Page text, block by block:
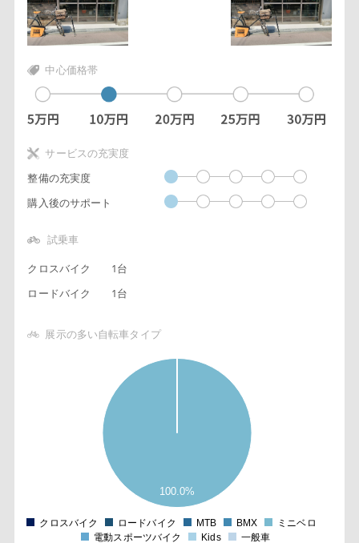
中心価格帯
サービスの充実度
整備の充実度
購入後のサポート
試乗車
クロスバイク
1台
ロードバイク
1台
展示の多い自転車タイプ
100.0%
クロスバイク ロードバイク MTB BMX
ミニベロ
電動スポーツバイク
Kids 一般車